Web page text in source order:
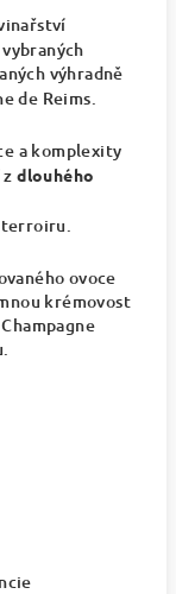
výhradně
de Reims.
a komplexity
zdlouhého
terroiru.
ovoce
krémovost